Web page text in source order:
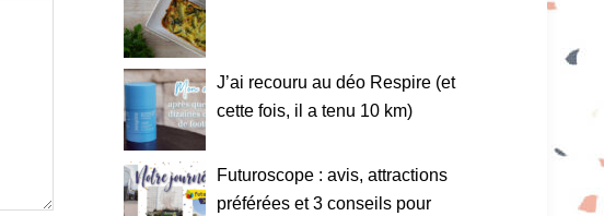
J’ai recouru au déo Respire (et
cette fois, il a tenu 10 km)
Futuroscope : avis, attractions
préférées et 3 conseils pour